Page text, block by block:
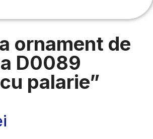
ornament de
D0089
palarie”